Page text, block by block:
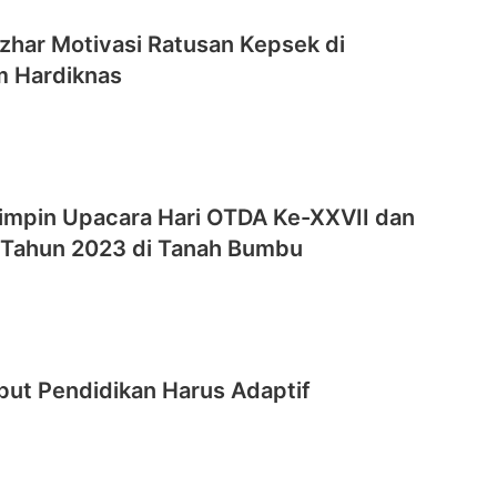
Motivasi Ratusan Kepsek di
Hardiknas
Upacara Hari OTDA Ke-XXVII dan
2023 di Tanah Bumbu
Pendidikan Harus Adaptif